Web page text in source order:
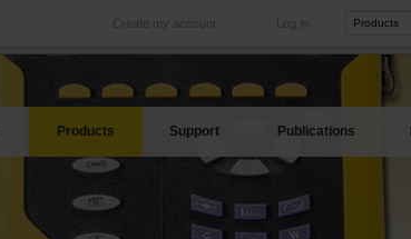
Log in
Create my account
International
Our subsidiaries abroad
Our best offers
Products Support Publications